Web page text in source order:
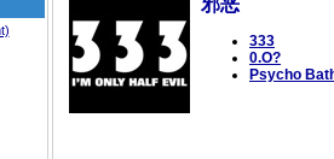
邪恶
333
0.O?
Psycho